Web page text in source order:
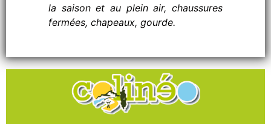
la saison et au plein air, chaussures
fermées, chapeaux, gourde.